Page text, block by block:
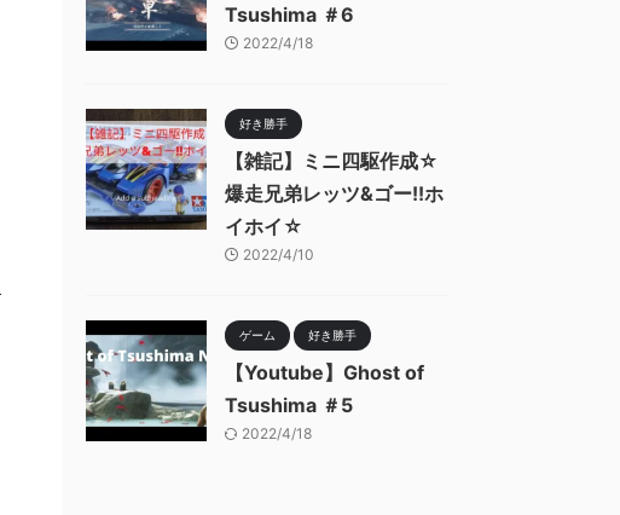
Tsushima ＃6
2022/4/18
好き勝手
【雑記】ミニ四駆作成☆
爆走兄弟レッツ&ゴー!!ホ
イホイ☆
2022/4/10
ゲーム 好き勝手
【Youtube】Ghost of
Tsushima ＃5
2022/4/18